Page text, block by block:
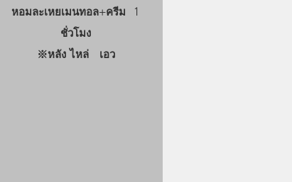
หอมละเหยเมนทอล+ครีม 1
ชั่วโมง
※หลัง ไหล่ เอว